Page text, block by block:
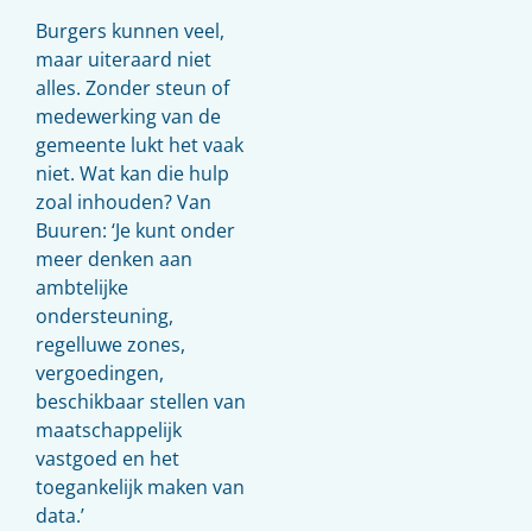
Burgers kunnen veel,
maar uiteraard niet
alles. Zonder steun of
medewerking van de
gemeente lukt het vaak
niet. Wat kan die hulp
zoal inhouden? Van
Buuren: ‘Je kunt onder
meer denken aan
ambtelijke
ondersteuning,
regelluwe zones,
vergoedingen,
beschikbaar stellen van
maatschappelijk
vastgoed en het
toegankelijk maken van
data.’